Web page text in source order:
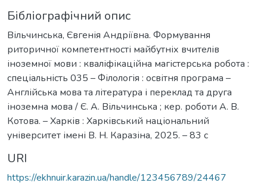
Бібліографічний опис
Вільчинська, Євгенія Андріївна. Формування
риторичної компетентності майбутніх вчителів
іноземної мови : кваліфікаційна магістерська робота :
спеціальність 035 – Філологія : освітня програма –
Англійська мова та література і переклад та друга
іноземна мова / Є. А. Вільчинська ; кер. роботи А. В.
Котова. – Харків : Харківський національний
університет імені В. Н. Каразіна, 2025. – 83 с
URI
https://ekhnuir.karazin.ua/handle/123456789/24467